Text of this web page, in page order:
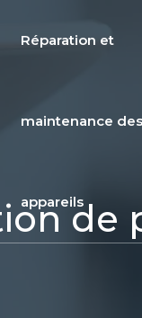
Réparation et
maintenance des
appareilsde